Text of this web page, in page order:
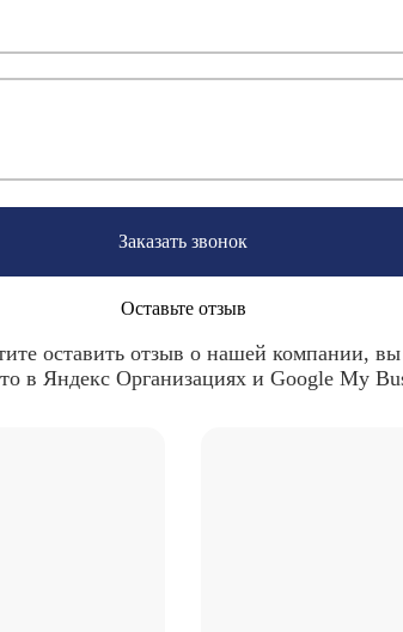
Заказать звонок
Оставьте отзыв
оставить отзыв о нашей компании,
в Яндекс Организациях и Google My